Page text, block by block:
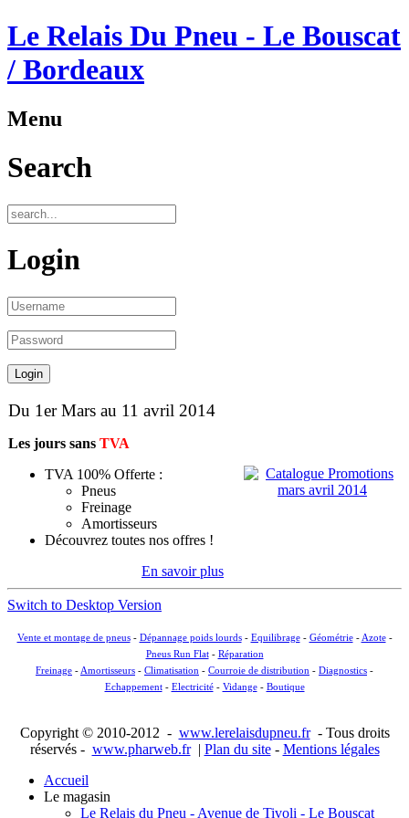
Le Relais Du Pneu - Le Bouscat
/ Bordeaux
Menu
Search
Login
Du 1er Mars au 11 avril 2014
Les jours sans TVA
TVA 100% Offerte :
Pneus
Freinage
Amortisseurs
Découvrez toutes nos offres !
En savoir plus
Switch to Desktop Version
Vente et montage de pneus- Dépannage poids lourds- Equilibrage- Géométrie- Azote-
Pneus Run Flat- Réparation
Freinage - Amortisseurs - Climatisation - Courroie de distribution - Diagnostics -
Echappement- Electricité- Vidange- Boutique
Copyright © 2010-2012 - www.lerelaisdupneu.fr- Tous droits
réservés - www.pharweb.fr| Plan du site- Mentions légales
Accueil
Le magasin
Le Relais du Pneu - Avenue de Tivoli - Le Bouscat